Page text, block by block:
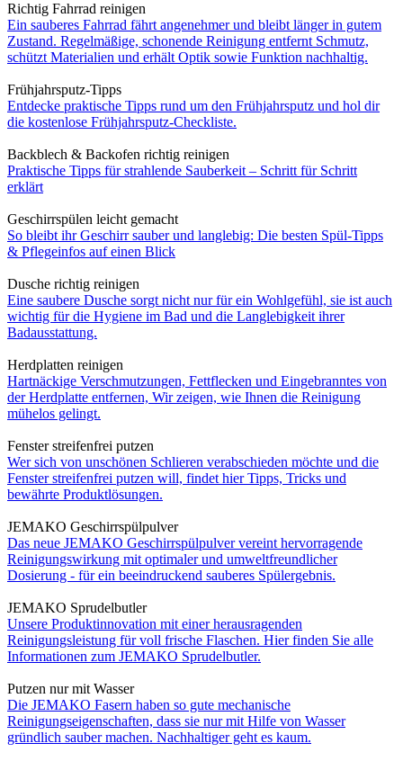
Richtig Fahrrad reinigen
Ein sauberes Fahrrad fährt angenehmer und bleibt länger in gutem
Zustand. Regelmäßige, schonende Reinigung entfernt Schmutz,
schützt Materialien und erhält Optik sowie Funktion nachhaltig.
Frühjahrsputz-Tipps
Entdecke praktische Tipps rund um den Frühjahrsputz und hol dir
die kostenlose Frühjahrsputz-Checkliste.
Backblech & Backofen richtig reinigen
Praktische Tipps für strahlende Sauberkeit – Schritt für Schritt
erklärt
Geschirrspülen leicht gemacht
So bleibt ihr Geschirr sauber und langlebig: Die besten Spül-Tipps
& Pflegeinfos auf einen Blick
Dusche richtig reinigen
Eine saubere Dusche sorgt nicht nur für ein Wohlgefühl, sie ist auch
wichtig für die Hygiene im Bad und die Langlebigkeit ihrer
Badausstattung.
Herdplatten reinigen
Hartnäckige Verschmutzungen, Fettflecken und Eingebranntes von
der Herdplatte entfernen, Wir zeigen, wie Ihnen die Reinigung
mühelos gelingt.
Fenster streifenfrei putzen
Wer sich von unschönen Schlieren verabschieden möchte und die
Fenster streifenfrei putzen will, findet hier Tipps, Tricks und
bewährte Produktlösungen.
JEMAKO Geschirrspülpulver
Das neue JEMAKO Geschirrspülpulver vereint hervorragende
Reinigungswirkung mit optimaler und umweltfreundlicher
Dosierung - für ein beeindruckend sauberes Spülergebnis.
JEMAKO Sprudelbutler
Unsere Produktinnovation mit einer herausragenden
Reinigungsleistung für voll frische Flaschen. Hier finden Sie alle
Informationen zum JEMAKO Sprudelbutler.
Putzen nur mit Wasser
Die JEMAKO Fasern haben so gute mechanische
Reinigungseigenschaften, dass sie nur mit Hilfe von Wasser
gründlich sauber machen. Nachhaltiger geht es kaum.